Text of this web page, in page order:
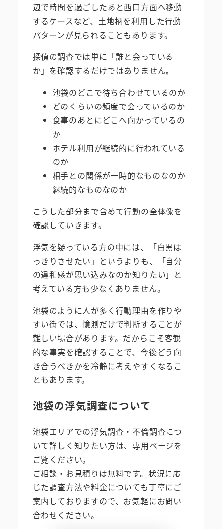
辺で時間を過ごしたあと西口方面へ移動
するケースなど、土地柄を利用した行動
パターンが見られることもあります。
探偵の調査では単に「誰と会っている
か」を確認するだけではありません。
池袋のどこで待ち合わせているのか
どのくらいの頻度で会っているのか
食事のあとにどこへ向かっているの
か
ホテル利用が継続的に行われている
のか
相手との関係が一時的なものなのか
継続的なものなのか
こうした部分まで含めて行動の全体像を
確認していきます。
浮気を疑っている方の中には、「白黒は
っきりさせたい」というよりも、「自分
の違和感が思い込みなのか知りたい」と
考えている方も少なくありません。
池袋のように人が多く行動理由を作りや
すい街では、憶測だけで判断することが
難しい場合があります。だからこそ客観
的な事実を確認することで、今後どう向
き合うべきかを冷静に考えやすくなるこ
ともあります。
池袋の浮気調査について
池袋エリアでの浮気調査・不倫調査につ
いて詳しく知りたい方は、専用ページを
ご覧ください。
ご相談・お見積りは無料です。状況に応
じた調査方法や料金についても丁寧にご
案内しておりますので、お気軽にお問い
合わせください。